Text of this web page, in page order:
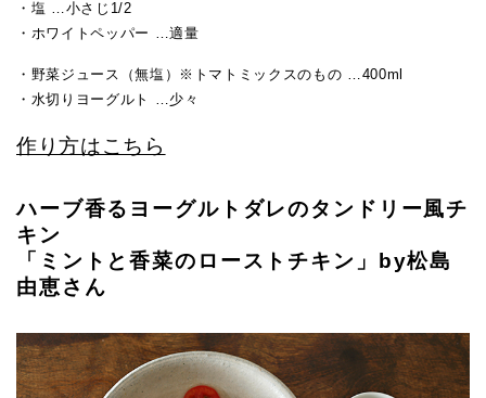
・塩 …小さじ1/2
・ホワイトペッパー …適量
・野菜ジュース（無塩）※トマトミックスのもの …400ml
・水切りヨーグルト …少々
作り方はこちら
ハーブ香るヨーグルトダレのタンドリー風チ
キン
「ミントと香菜のローストチキン」by松島
由恵さん